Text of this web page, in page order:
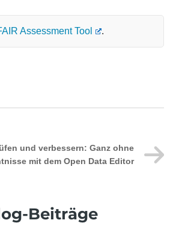
Beiträge
Assessment Tool .
und verbessern: Ganz ohne
mit dem Open Data Editor